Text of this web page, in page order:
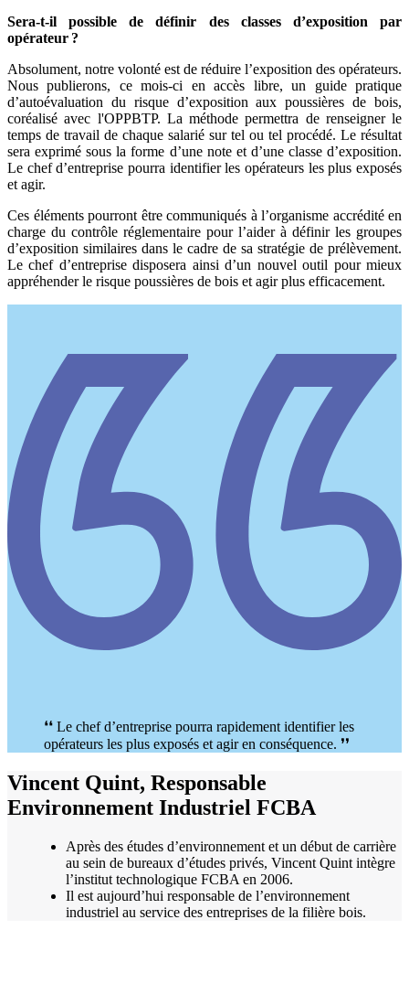
Sera-t-il possible de définir des classes d’exposition par
opérateur ?
Absolument, notre volonté est de réduire l’exposition des opérateurs.
Nous publierons, ce mois-ci en accès libre, un guide pratique
d’autoévaluation du risque d’exposition aux poussières de bois,
coréalisé avec l'OPPBTP. La méthode permettra de renseigner le
temps de travail de chaque salarié sur tel ou tel procédé. Le résultat
sera exprimé sous la forme d’une note et d’une classe d’exposition.
Le chef d’entreprise pourra identifier les opérateurs les plus exposés
et agir.
Ces éléments pourront être communiqués à l’organisme accrédité en
charge du contrôle réglementaire pour l’aider à définir les groupes
d’exposition similaires dans le cadre de sa stratégie de prélèvement.
Le chef d’entreprise disposera ainsi d’un nouvel outil pour mieux
appréhender le risque poussières de bois et agir plus efficacement.
❛❛ Le chef d’entreprise pourra rapidement identifier les
opérateurs les plus exposés et agir en conséquence. ❜❜
Vincent Quint, Responsable
Environnement Industriel FCBA
Après des études d’environnement et un début de carrière
au sein de bureaux d’études privés, Vincent Quint intègre
l’institut technologique FCBA en 2006.
Il est aujourd’hui responsable de l’environnement
industriel au service des entreprises de la filière bois.